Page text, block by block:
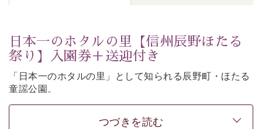
日本一のホタルの里【信州辰野ほたる
祭り】入園券＋送迎付き
「日本一のホタルの里」として知られる辰野町・ほたる
童謡公園。
そこで開催される【信州辰野ほたる祭り】への送迎と入
園券がついた期間限定プランをご用意いたしました。
つづきを読む